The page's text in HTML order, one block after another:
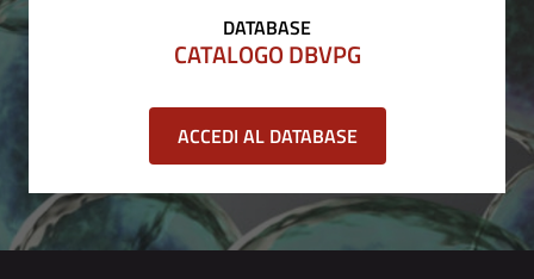
DATABASE
CATALOGO DBVPG
ACCEDI AL DATABASE